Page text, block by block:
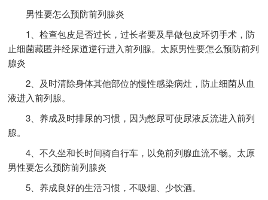
男性要怎么预防前列腺炎
1、检查包皮是否过长，过长者要及早做包皮环切手术，防
止细菌藏匿并经尿道逆行进入前列腺。太原男性要怎么预防前列
腺炎
2、及时清除身体其他部位的慢性感染病灶，防止细菌从血
液进入前列腺。
3、养成及时排尿的习惯，因为憋尿可使尿液反流进入前列
腺。
4、不久坐和长时间骑自行车，以免前列腺血流不畅。太原
男性要怎么预防前列腺炎
5、养成良好的生活习惯，不吸烟、少饮酒。